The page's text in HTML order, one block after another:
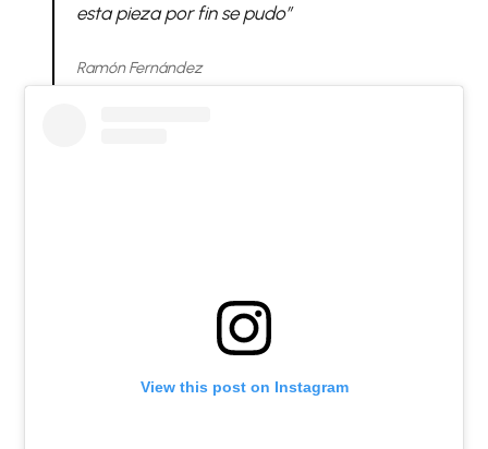
esta pieza por fin se pudo”
Ramón Fernández
View this post on Instagram